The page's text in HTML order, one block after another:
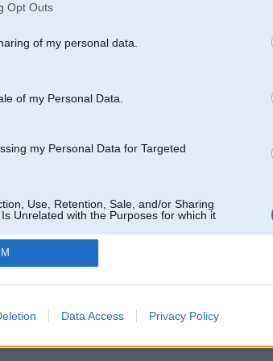
Opt Outs
of my personal data.
of my Personal Data.
my Personal Data for Targeted
Use, Retention, Sale, and/or Sharing
Unrelated with the Purposes for which it
Data Access Privacy Policy